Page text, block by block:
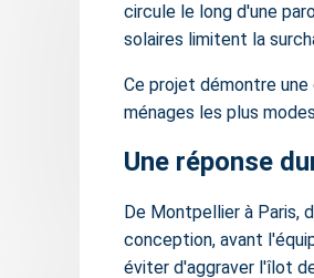
circule le long d'une
solaires limitent la
Ce projet démontre
ménages les plus
Une réponse
De Montpellier à Paris,
conception, avant
éviter d'aggraver l'îlot